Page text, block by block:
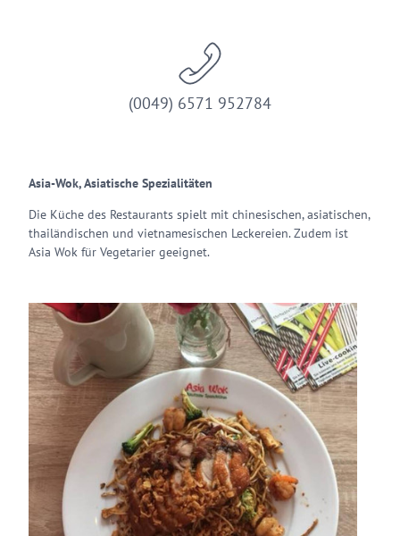
(0049) 6571 952784
Asia-Wok, Asiatische Spezialitäten
Die Küche des Restaurants spielt mit chinesischen, asiatischen,
thailändischen und vietnamesischen Leckereien. Zudem ist
Asia Wok für Vegetarier geeignet.